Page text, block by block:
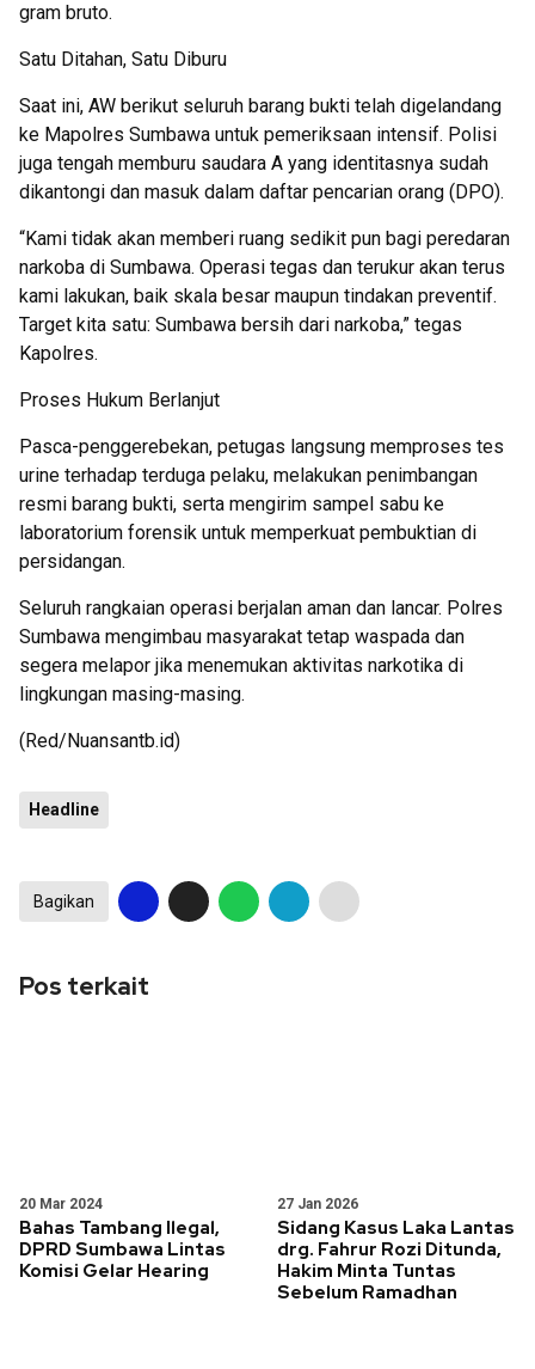
gram bruto.
Satu Ditahan, Satu Diburu
Saat ini, AW berikut seluruh barang bukti telah digelandang
ke Mapolres Sumbawa untuk pemeriksaan intensif. Polisi
juga tengah memburu saudara A yang identitasnya sudah
dikantongi dan masuk dalam daftar pencarian orang (DPO).
“Kami tidak akan memberi ruang sedikit pun bagi peredaran
narkoba di Sumbawa. Operasi tegas dan terukur akan terus
kami lakukan, baik skala besar maupun tindakan preventif.
Target kita satu: Sumbawa bersih dari narkoba,” tegas
Kapolres.
Proses Hukum Berlanjut
Pasca-penggerebekan, petugas langsung memproses tes
urine terhadap terduga pelaku, melakukan penimbangan
resmi barang bukti, serta mengirim sampel sabu ke
laboratorium forensik untuk memperkuat pembuktian di
persidangan.
Seluruh rangkaian operasi berjalan aman dan lancar. Polres
Sumbawa mengimbau masyarakat tetap waspada dan
segera melapor jika menemukan aktivitas narkotika di
lingkungan masing-masing.
(Red/Nuansantb.id)
Headline
Bagikan
Pos terkait
20 Mar 2024
Bahas Tambang Ilegal,
DPRD Sumbawa Lintas
Komisi Gelar Hearing
27 Jan 2026
Sidang Kasus Laka Lantas
drg. Fahrur Rozi Ditunda,
Hakim Minta Tuntas
Sebelum Ramadhan